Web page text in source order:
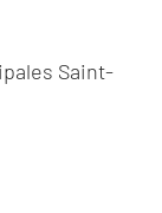
Saint-